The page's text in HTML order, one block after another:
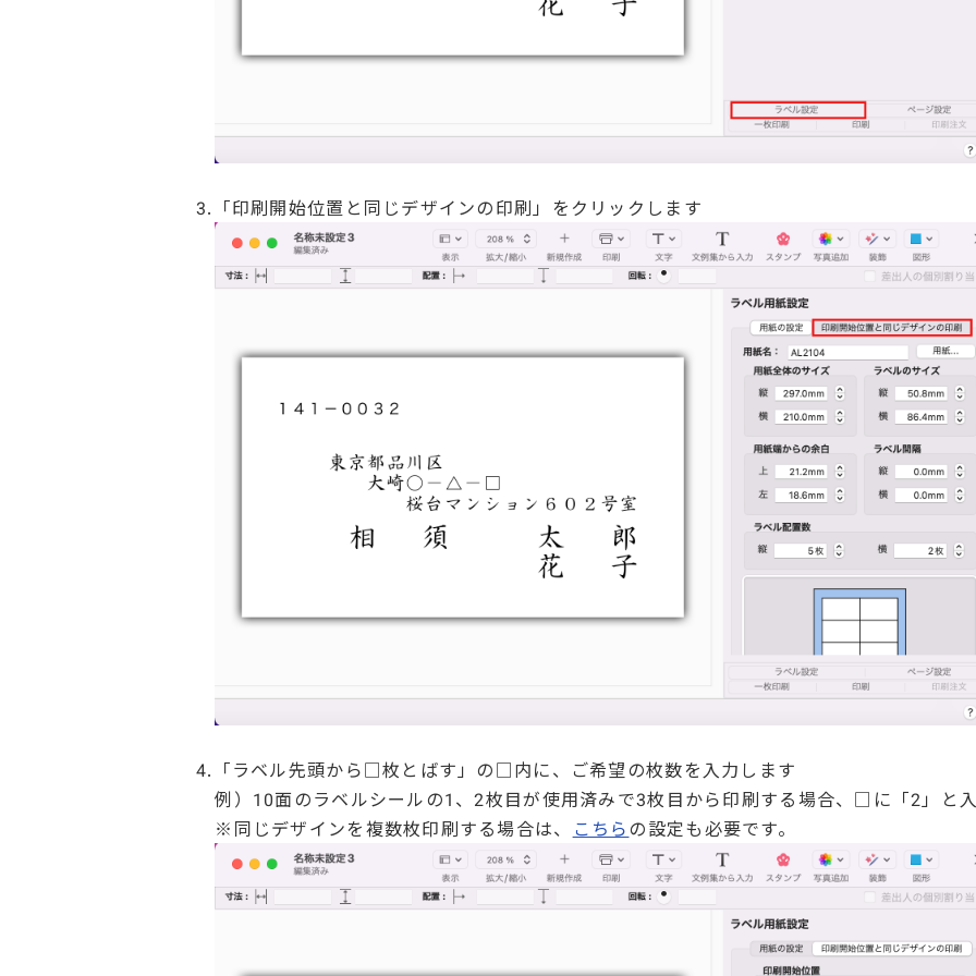
3.「印刷開始位置と同じデザインの印刷」をクリックします
4.「ラベル先頭から□枚とばす」の□内に、ご希望の枚数を入力します
例）10面のラベルシールの1、2枚目が使用済みで3枚目から印刷する場合、□に「2」と
※同じデザインを複数枚印刷する場合は、
こちらの設定も必要です。